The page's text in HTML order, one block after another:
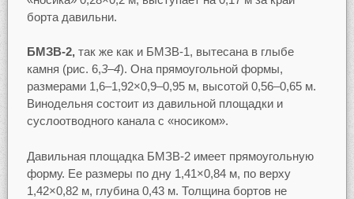
борта давильни.
БМЗВ-2,так же как и БМЗВ-1, вытесана в глыбе
камня (рис. 6,3–4). Она прямоугольной формы,
размерами 1,6–1,92×0,9–0,95 м, высотой 0,56–0,65 м.
Винодельня состоит из давильной площадки и
суслоотводного канала с «носиком».
Давильная площадка БМЗВ-2 имеет прямоугольную
форму. Ее размеры по дну 1,41×0,84 м, по верху
1,42×0,82 м, глубина 0,43 м. Толщина бортов не